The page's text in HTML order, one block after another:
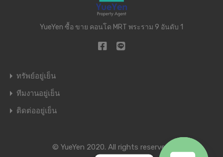
YueYen ซื้อ ขาย คอนโด MRT พระราม 9 อันดับ 1
ทรัพย์อยู่เย็น
ทีมงานอยู่เย็น
ติดต่ออยู่เย็น
© YueYen 2020. All rights reserved.